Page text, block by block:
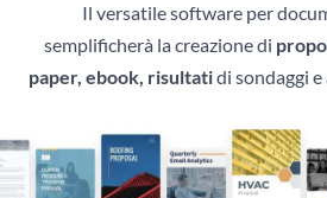
Il versatile software per
semplificherà la creazione di
paper, ebook, risultatidi sondaggi